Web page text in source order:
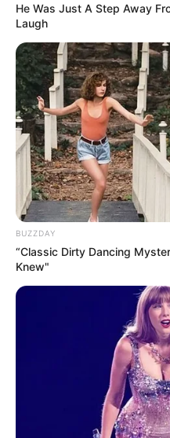
He Was Just A Step Away
Laugh
BUZZDAY
“Classic Dirty Dancing
Knew"